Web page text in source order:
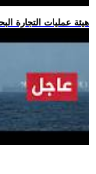
.. هيئة عمليات التجارة